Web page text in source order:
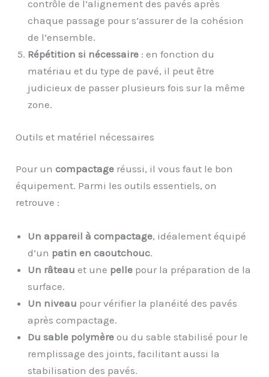
contrôle de l’alignement des pavés après
chaque passage pour s’assurer de la cohésion
de l’ensemble.
Répétition si nécessaire : en fonction du
matériau et du type de pavé, il peut être
judicieux de passer plusieurs fois sur la même
zone.
Outils et matériel nécessaires
Pour uncompactage réussi, il vous faut le bon
équipement. Parmi les outils essentiels, on
retrouve :
Un appareil à compactage, idéalement équipé
d’un patin en caoutchouc.
Un râteau et une pelle pour la préparation de la
surface.
Un niveau pour vérifier la planéité des pavés
après compactage.
Du sable polymère ou du sable stabilisé pour le
remplissage des joints, facilitant aussi la
stabilisation des pavés.